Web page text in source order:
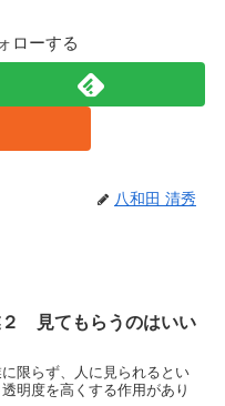
ローする
八和田 清秀
見てもらうのはいい
限らず、人に見られるとい
明度を高くする作用があり